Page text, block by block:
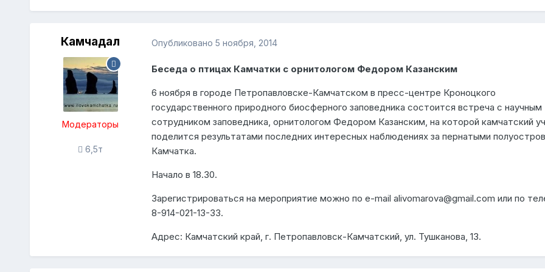
Камчадал
Модераторы
6,5т
Опубликовано 5 ноября, 2014
Беседа о птицах Камчатки с орнитологом Федором Казанским
6 ноября в городе Петропавловске-Камчатском в пресс-центре Кроноцкого
государственного природного биосферного заповедника состоится встреча с научным
сотрудником заповедника, орнитологом Федором Казанским, на которой камчатский
поделится результатами последних интересных наблюдениях за пернатыми
Камчатка.
Начало в 18.30.
Зарегистрироваться на мероприятие можно по e-mail alivomarova@gmail.com или по
8-914-021-13-33.
Адрес: Камчатский край, г. Петропавловск-Камчатский, ул. Тушканова, 13.